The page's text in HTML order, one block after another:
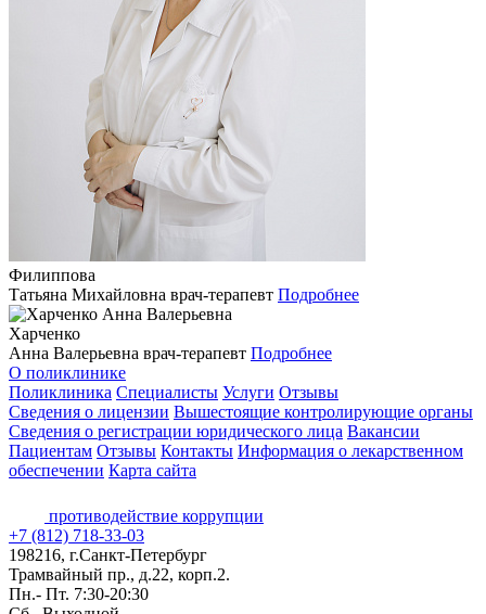
Филиппова
Татьяна Михайловна врач-терапевт Подробнее
Харченко
Анна Валерьевна врач-терапевт Подробнее
О поликлинике
Поликлиника Специалисты Услуги Отзывы
Сведения о лицензии Вышестоящие контролирующие органы
Сведения о регистрации юридического лица Вакансии
Пациентам Отзывы Контакты Информация о лекарственном
обеспечении Карта сайта
противодействие коррупции
+7 (812) 718-33-03
198216, г.Санкт-Петербург
Трамвайный пр., д.22, корп.2.
Пн.- Пт. 7:30-20:30